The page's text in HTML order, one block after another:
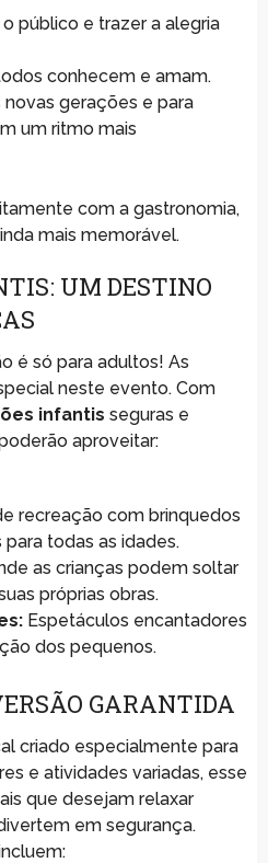
público e trazer a alegria
conhecem e amam.
novas gerações e para
um ritmo mais
com a gastronomia,
mais memorável.
UM DESTINO
é só para adultos! As
neste evento. Com
infantis seguras e
aproveitar:
recreação com brinquedos
todas as idades.
as crianças podem soltar
próprias obras.
Espetáculos encantadores
dos pequenos.
GARANTIDA
criado especialmente para
e atividades variadas, esse
que desejam relaxar
em segurança.